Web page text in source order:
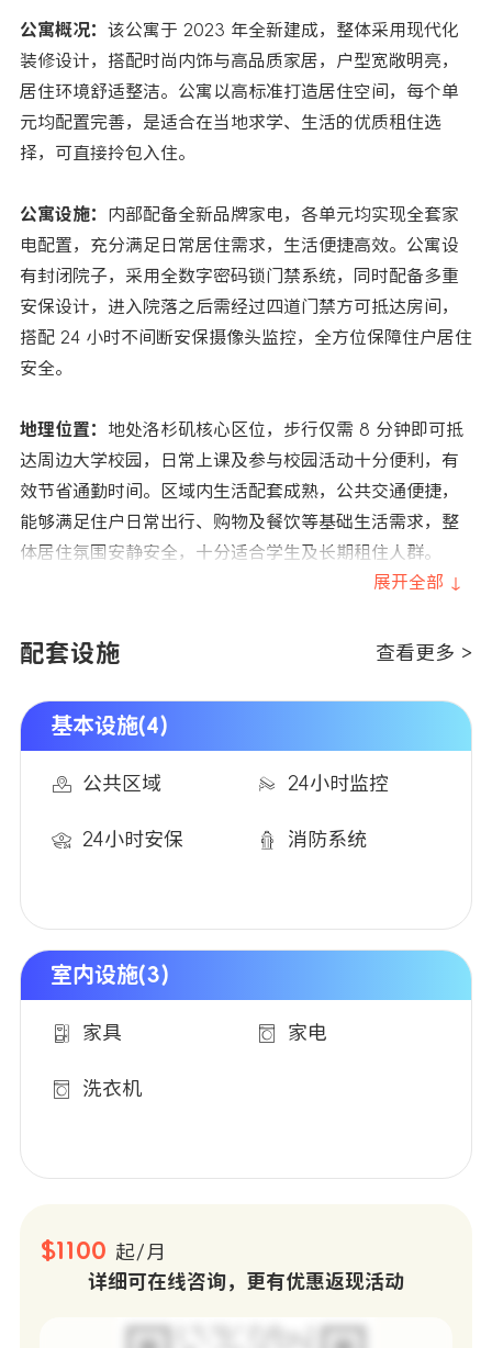
公寓概况： 该公寓于 2023 年全新建成，整体采用现代化
装修设计，搭配时尚内饰与高品质家居，户型宽敞明亮，
居住环境舒适整洁。公寓以高标准打造居住空间，每个单
元均配置完善，是适合在当地求学、生活的优质租住选
择，可直接拎包入住。
公寓设施： 内部配备全新品牌家电，各单元均实现全套家
电配置，充分满足日常居住需求，生活便捷高效。公寓设
有封闭院子，采用全数字密码锁门禁系统，同时配备多重
安保设计，进入院落之后需经过四道门禁方可抵达房间，
搭配 24 小时不间断安保摄像头监控，全方位保障住户居住
安全。
地理位置： 地处洛杉矶核心区位，步行仅需 8 分钟即可抵
达周边大学校园，日常上课及参与校园活动十分便利，有
效节省通勤时间。区域内生活配套成熟，公共交通便捷，
能够满足住户日常出行、购物及餐饮等基础生活需求，整
体居住氛围安静安全，十分适合学生及长期租住人群。
展开全部 ↓
配套设施 查看更多 >
基本设施(4)
公共区域 24小时监控
24小时安保 消防系统
室内设施(3)
家具 家电
洗衣机
$1100 起/月
详细可在线咨询，更有优惠返现活动